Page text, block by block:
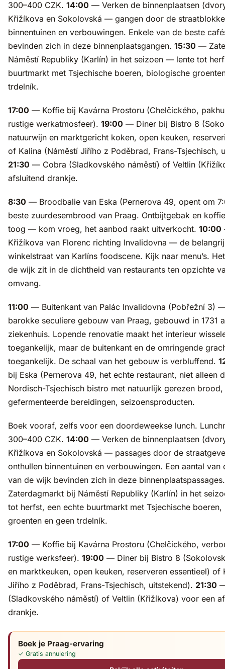
300–400 CZK. 14:00 — Verken de binnenplaatsen
Křižíkova en Sokolovská — gangen door de
binnentuinen en verbouwingen. Enkele van de beste
bevinden zich in deze binnenplaatsgangen. 15:30 —
Náměstí Republiky (Karlín) in het seizoen — lente tot
buurtmarkt met Tsjechische boeren, biologische
trdelník.
17:00 — Koffie bij Kavárna Prostoru (Chelčického,
rustige werkatmosfeer). 19:00 — Diner bij Bistro 8
natuurwijn en marktgericht koken, open keuken,
of Kalina (Náměstí Jiřího z Poděbrad, Frans-Tsjechisch,
21:30 — Cobra (Sladkovského náměstí) of Veltlin
afsluitend drankje.
8:30 — Broodbalie van Eska (Pernerova 49, opent om
beste zuurdesembrood van Praag. Ontbijtgebak en
toog — kom vroeg, het aanbod raakt uitverkocht. 10:00
Křižíkova van Florenc richting Invalidovna — de
winkelstraat van Karlíns foodscene. Kijk naar menu’s.
de wijk zit in de dichtheid van restaurants ten opzichte
omvang.
11:00 — Buitenkant van Palác Invalidovna (Pobřežní 3)
barokke seculiere gebouw van Praag, gebouwd in 1731
ziekenhuis. Lopende renovatie maakt het interieur
toegankelijk, maar de buitenkant en de omringende
toegankelijk. De schaal van het gebouw is verbluffend.
bij Eska (Pernerova 49, het echte restaurant, niet alleen
Nordisch-Tsjechisch bistro met natuurlijk gerezen brood,
gefermenteerde bereidingen, seizoensproducten.
Boek vooraf, zelfs voor een doordeweekse lunch.
300–400 CZK. 14:00 — Verken de binnenplaatsen
Křižíkova en Sokolovská — passages door de
onthullen binnentuinen en verbouwingen. Een aantal van
van de wijk bevinden zich in deze
Zaterdagmarkt bij Náměstí Republiky (Karlín) in het
tot herfst, een echte buurtmarkt met Tsjechische
groenten en geen trdelník.
17:00 — Koffie bij Kavárna Prostoru (Chelčického,
rustige werksfeer). 19:00 — Diner bij Bistro 8
en marktkeuken, open keuken, reserveren essentieel) of
Jiřího z Poděbrad, Frans-Tsjechisch, uitstekend). 21:30
(Sladkovského náměstí) of Veltlin (Křižíkova) voor een
drankje.
Boek je Praag-ervaring
✓ Gratis annulering